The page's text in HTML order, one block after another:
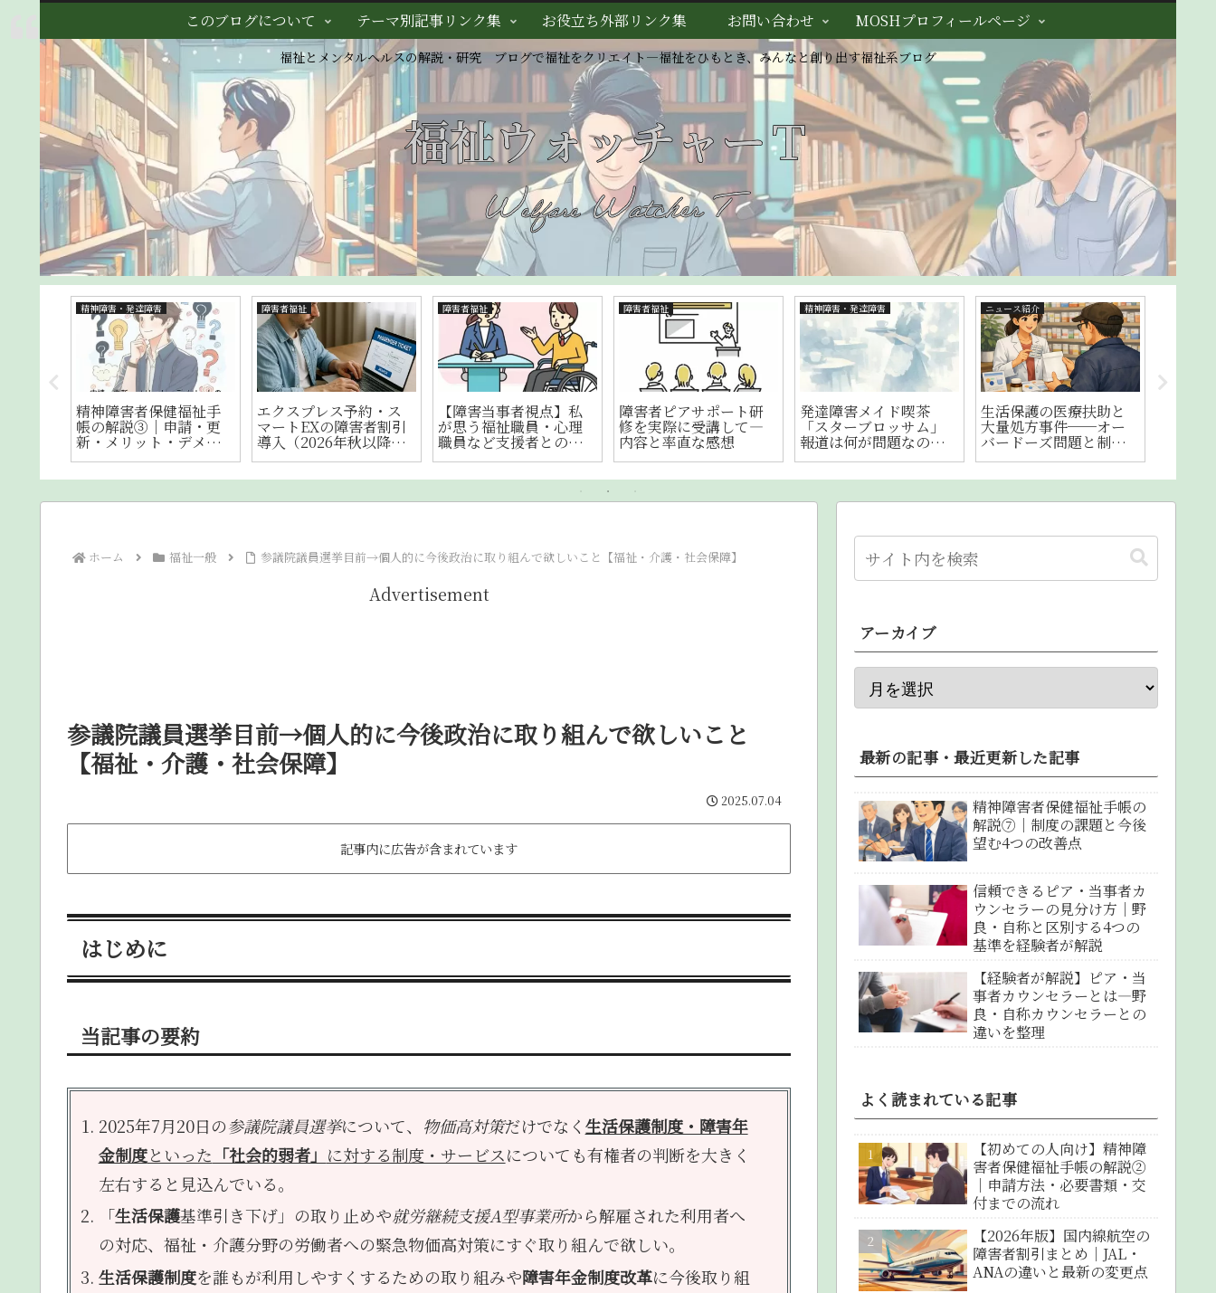
福祉とメンタルヘルスの解説・研究 ブログで福祉をクリエイト―福祉をひもとき、みんなと創り出す福祉系ブログ
このブログについて テーマ別記事リンク集 お役立ち外部リンク集 お問い合わせ MOSHプロフィールページ
精神障害・発達障害
資格取得前に直面する4
つの壁｜精神保健福祉
士になりたい精神障
害・発達障害の方へ①
ニュース紹介
精神科病院入院者の権
利擁護が進むか｜精神
保健当番弁護士制度の
全国整備【ニュース紹
障害者福祉
JMBアプリで障がい者
割引の「お客さま情
報」を登録してみた｜
申請手順・本人確認・
精神障害・発達障害
精神障害者保健福祉手
帳の解説⑦｜制度の課
題と今後望む4つの改善
点
障害者福祉
合理的配慮とクレーム
の違い―障害者差別解
消法改正を機に事例と
ともに考える
精神障害・発達障害
自立支援医療制度（精
神通院医療）の解説
②：よくある質問
Q&A【申請・更新・変
ホーム 福祉一般 参議院議員選挙目前→個人的に今後政治に取り組んで欲しいこと【福祉・介護・社会保障】
Advertisement
参議院議員選挙目前→個人的に今後政治に取り組んで欲しいこと
【福祉・介護・社会保障】
2025.07.04
記事内に広告が含まれています
はじめに
当記事の要約
2025年7月20日の参議院議員選挙について、 物価高対策だけでなく 生活保護制度・障害年
金制度といった 「社会的弱者」 に対する制度・サービスについても有権者の判断を大きく
左右すると見込んでいる。
「生活保護基準引き下げ」の取り止めや就労継続支援A型事業所から解雇された利用者へ
の対応、福祉・介護分野の労働者への緊急物価高対策にすぐ取り組んで欲しい。
生活保護制度を誰もが利用しやすくするための取り組みや障害年金制度改革に今後取り組
アーカイブ
最新の記事・最近更新した記事
精神障害者保健福祉手帳の
解説⑦｜制度の課題と今後
望む4つの改善点
信頼できるピア・当事者カ
ウンセラーの見分け方｜野
良・自称と区別する4つの
基準を経験者が解説
【経験者が解説】ピア・当
事者カウンセラーとは―野
良・自称カウンセラーとの
違いを整理
よく読まれている記事
【初めての人向け】精神障
害者保健福祉手帳の解説②
｜申請方法・必要書類・交
付までの流れ
【2026年版】国内線航空の
障害者割引まとめ｜JAL・
ANAの違いと最新の変更点